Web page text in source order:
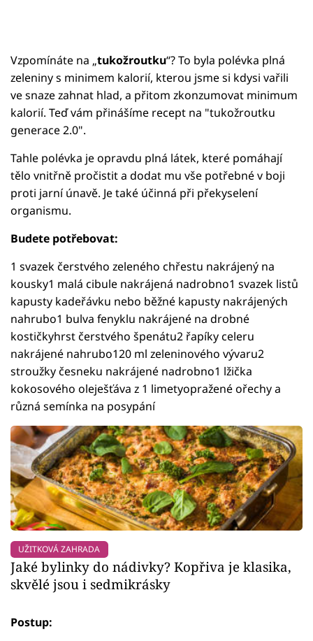
Vzpomínáte na „tukožroutku“? To byla polévka plná
zeleniny s minimem kalorií, kterou jsme si kdysi vařili
ve snaze zahnat hlad, a přitom zkonzumovat minimum
kalorií. Teď vám přinášíme recept na "tukožroutku
generace 2.0".
Tahle polévka je opravdu plná látek, které pomáhají
tělo vnitřně pročistit a dodat mu vše potřebné v boji
proti jarní únavě. Je také účinná při překyselení
organismu.
Budete potřebovat:
1 svazek čerstvého zeleného chřestu nakrájený na
kousky1 malá cibule nakrájená nadrobno1 svazek listů
kapusty kadeřávku nebo běžné kapusty nakrájených
nahrubo1 bulva fenyklu nakrájené na drobné
kostičkyhrst čerstvého špenátu2 řapíky celeru
nakrájené nahrubo120 ml zeleninového vývaru2
stroužky česneku nakrájené nadrobno1 lžička
kokosového oleješťáva z 1 limetyopražené ořechy a
různá semínka na posypání
UŽITKOVÁ ZAHRADA
Jaké bylinky do nádivky? Kopřiva je klasika,
skvělé jsou i sedmikrásky
Postup: